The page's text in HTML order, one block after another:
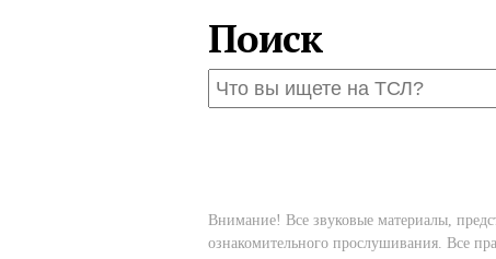
Поиск
Внимание! Все звуковые материалы,
ознакомительного прослушивания. Все